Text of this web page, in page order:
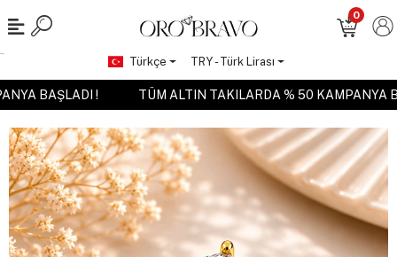
BAŞLADI ! TÜM ALTIN TAKILARDA % 50
0
Türkçe TRY - Türk Lirası